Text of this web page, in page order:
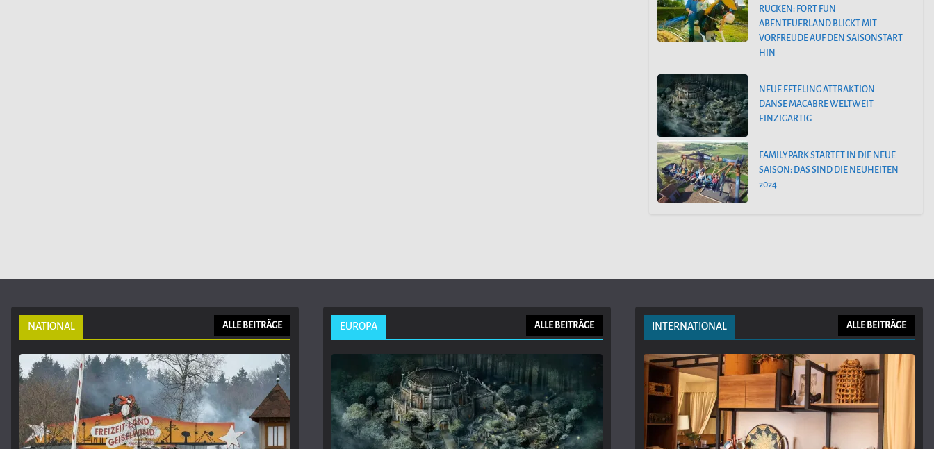
RÜCKEN: FORT FUN
ABENTEUERLAND BLICKT MIT
VORFREUDE AUF DEN SAISONSTART
HIN
NEUE EFTELING ATTRAKTION
DANSE MACABRE WELTWEIT
EINZIGARTIG
FAMILYPARK STARTET IN DIE NEUE
SAISON: DAS SIND DIE NEUHEITEN
2024
NATIONAL ALLE BEITRÄGE EUROPA ALLE BEITRÄGE INTERNATIONAL ALLE BEITRÄGE